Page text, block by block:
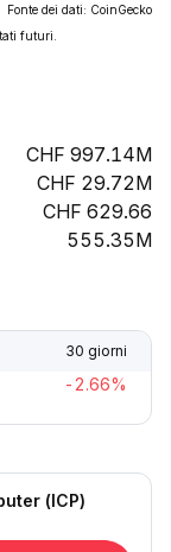
Fonte dei dati: CoinGecko
futuri.
997.14M
29.72M
629.66
555.35M
30 giorni
-2.66%
(ICP)